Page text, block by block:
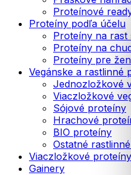
Proteínové
Proteíny podľa účelu
Proteíny na rast
Proteíny na
Proteíny pre
Vegánske a rastlinné
Jednozložkové
Viaczložkové
Sójové proteíny
Hrachové
BIO proteíny
Ostatné rastlinné
Viaczložkové proteíny
Gainery